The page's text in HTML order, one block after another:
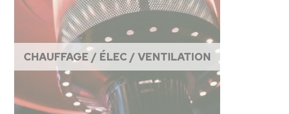
CHAUFFAGE / ÉLEC / VENTILATION